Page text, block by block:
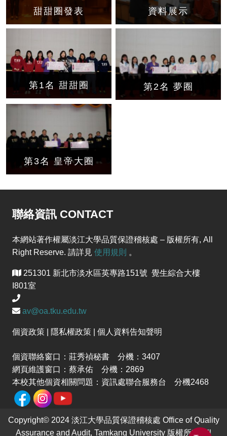
甜甜圈發表 資料展示
第1名 甜甜圈 第2名 夢圈
第3名 皇帝大圈
聯絡資訊 CONTACT
本網站著作權屬淡江大學品質保證稽核處 – 版權所有, All
Right Reserve. 請詳見 使用規則 。
251301 新北市淡水區英專路151號 覺生綜合大樓
I801室
av@oa.tku.edu.tw
個資政策 | 隱私權政策 | 個人資料告知聲明
個資聯絡窗口：莊秀禎秘書 分機：3407
網頁維護窗口：蔡承佑 分機：2869
本校其他個資相關問題：資訊處聯合服務台 分機2468
Copyright© 2024 淡江大學品質保證稽核處 Office of Quality
Assurance and Audit, Tamkang University 版權所有 All